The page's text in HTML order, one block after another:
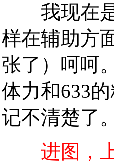
我现在是
样在辅助方
张了）呵呵
体力和633
记不清楚了
进图，